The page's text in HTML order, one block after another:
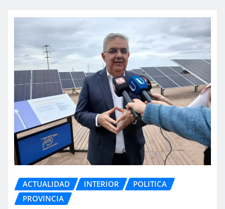
ACTUALIDAD INTERIOR
POLITICA
PROVINCIA